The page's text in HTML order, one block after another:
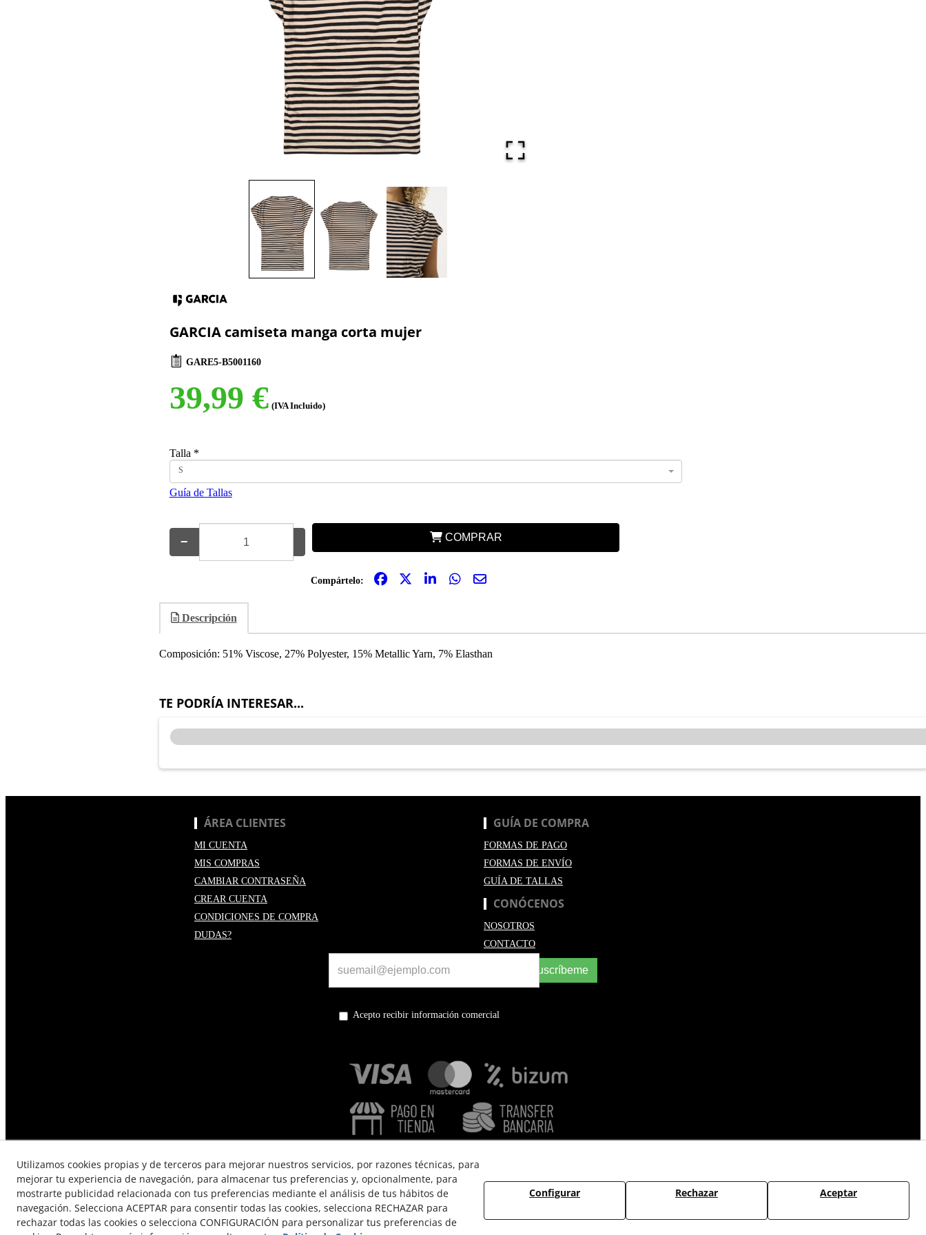
GARCIA camiseta manga corta mujer
GARE5-B5001160
39,99 € (IVA Incluido)
Talla *
S
Guía de Tallas
− COMPRAR
Compártelo:
Descripción
Composición: 51% Viscose, 27% Polyester, 15% Metallic Yarn, 7% Elasthan
TE PODRÍA INTERESAR...
ÁREA CLIENTES
MI CUENTA
MIS COMPRAS
CAMBIAR CONTRASEÑA
CREAR CUENTA
CONDICIONES DE COMPRA
DUDAS?
GUÍA DE COMPRA
FORMAS DE PAGO
FORMAS DE ENVÍO
GUÍA DE TALLAS
CONÓCENOS
NOSOTROS
CONTACTO
Suscríbeme
Acepto recibir información comercial
TÉRMINOS Y CONDICIONES DE USO POLÍTICA DE PRIVACIDAD POLÍTICA DE COOKIES CAMBIOS Y DEVOLUCIONES
© 08/2026 EL VINT - Todos los derechos reservados.
Utilizamos cookies propias y de terceros para mejorar nuestros servicios, por razones técnicas, para
mejorar tu experiencia de navegación, para almacenar tus preferencias y, opcionalmente, para
mostrarte publicidad relacionada con tus preferencias mediante el análisis de tus hábitos de
navegación. Selecciona ACEPTAR para consentir todas las cookies, selecciona RECHAZAR para
rechazar todas las cookies o selecciona CONFIGURACIÓN para personalizar tus preferencias de
Configurar Rechazar Aceptar